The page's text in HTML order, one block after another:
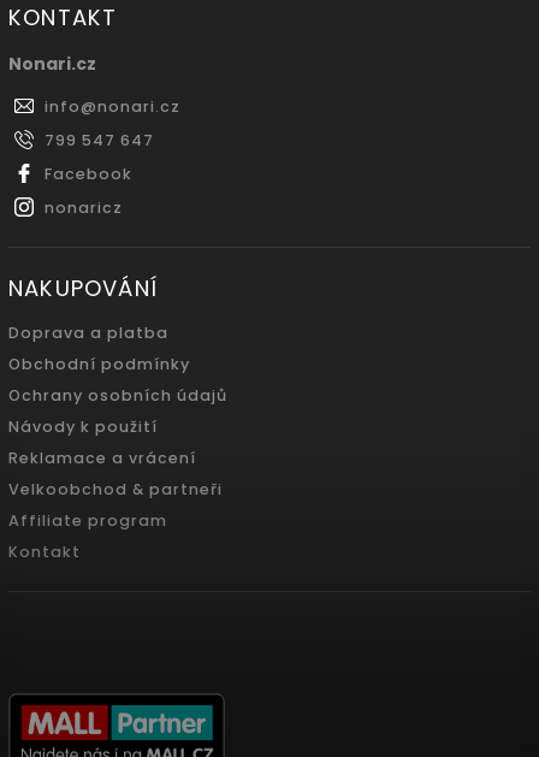
KONTAKT
Nonari.cz
info@nonari.cz
799 547 647
Facebook
nonaricz
NAKUPOVÁNÍ
Doprava a platba
Obchodní podmínky
Ochrany osobních údajů
Návody k použití
Reklamace a vrácení
Velkoobchod & partneři
Affiliate program
Kontakt